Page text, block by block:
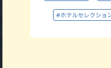
#ホテルセレクショ